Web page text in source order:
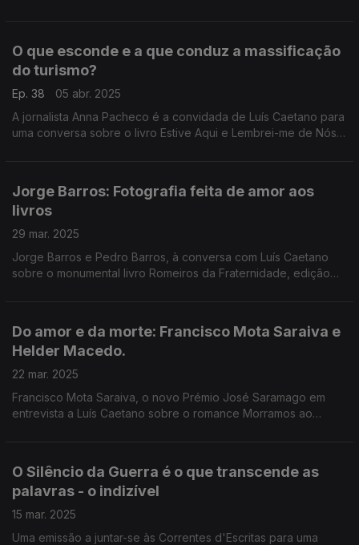
O que esconde e a que conduz a massificação
do turismo?
Ep. 38
05 abr. 2025
A jornalista Anna Pacheco é a convidada de Luís Caetano para
uma conversa sobre o livro Estive Aqui e Lembrei-me de Nós
Jorge Barros: Fotografia feita de amor aos
livros
29 mar. 2025
Jorge Barros e Pedro Barros, à conversa com Luís Caetano
sobre o monumental livro Romeiros da Fraternidade, edição
Do amor e da morte: Francisco Mota Saraiva e
Helder Macedo.
22 mar. 2025
Francisco Mota Saraiva, o novo Prémio José Saramago em
entrevista a Luís Caetano sobre o romance Morramos ao
O Silêncio da Guerra é o que transcende as
palavras - o indizível
15 mar. 2025
Uma emissão a juntar-se às Correntes d'Escritas para uma